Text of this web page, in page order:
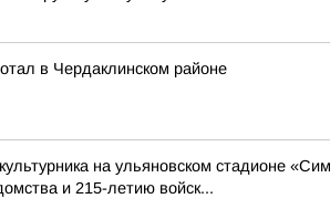
в Чердаклинском районе
на ульяновском стадионе
и 215-летию войск...